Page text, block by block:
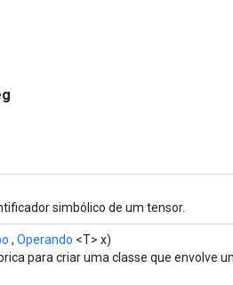
simbólico de um tensor.
, Operando <T> x)
para criar uma classe que envolve